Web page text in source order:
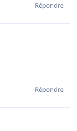
Répondre
Répondre